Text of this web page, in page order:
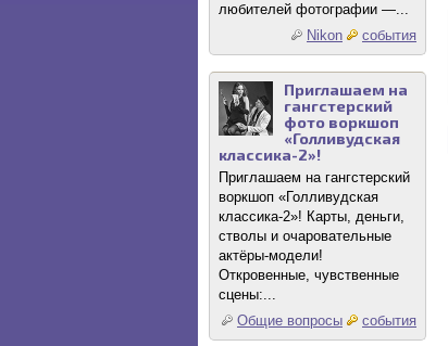
любителей фотографии —...
Nikon
события
Приглашаем на
гангстерский
фото воркшоп
«Голливудская
классика-2»!
Приглашаем на гангстерский
воркшоп «Голливудская
классика-2»! Карты, деньги,
стволы и очаровательные
актёры-модели!
Откровенные, чувственные
сцены:...
Общие вопросы
события